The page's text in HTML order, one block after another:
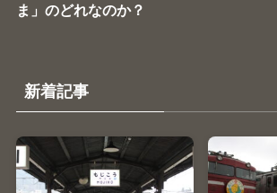
ま」のどれなのか？
新着記事